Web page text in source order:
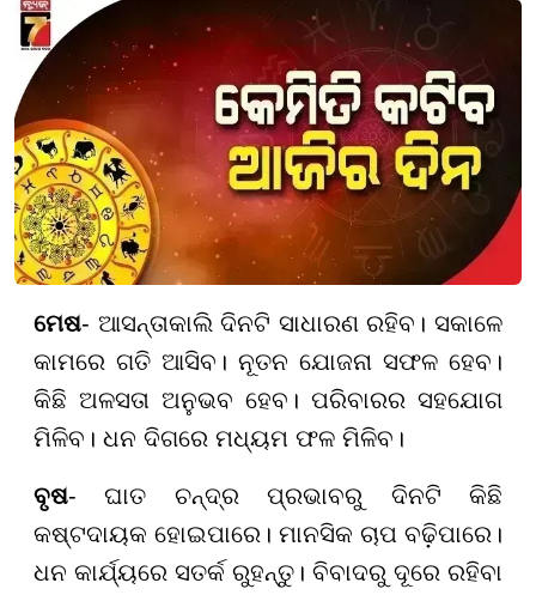
ମେଷ- ଆସନ୍ତାକାଲି ଦିନଟି ସାଧାରଣ ରହିବ। ସକାଳେ
କାମରେ ଗତି ଆସିବ। ନୂତନ ଯୋଜନା ସଫଳ ହେବ।
କିଛି ଅଳସତା ଅନୁଭବ ହେବ। ପରିବାରର ସହଯୋଗ
ମିଳିବ। ଧନ ଦିଗରେ ମଧ୍ୟମ ଫଳ ମିଳିବ।
ବୃଷ- ଘାତ ଚନ୍ଦ୍ର ପ୍ରଭାବରୁ ଦିନଟି କିଛି
କଷ୍ଟଦାୟକ ହୋଇପାରେ। ମାନସିକ ଚାପ ବଢ଼ିପାରେ।
ଧନ କାର୍ଯ୍ୟରେ ସତର୍କ ରୁହନ୍ତୁ। ବିବାଦରୁ ଦୂରେ ରହିବା